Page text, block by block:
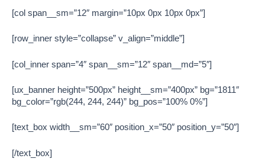
[col span__sm=”12″ margin=”10px 0px 10px 0px”]
[row_inner style=”collapse” v_align=”middle”]
[col_inner span=”4″ span__sm=”12″ span__md=”5″]
[ux_banner height=”500px” height__sm=”400px” bg=”1811″
bg_color=”rgb(244, 244, 244)” bg_pos=”100% 0%”]
[text_box width__sm=”60″ position_x=”50″ position_y=”50″]
[/text_box]